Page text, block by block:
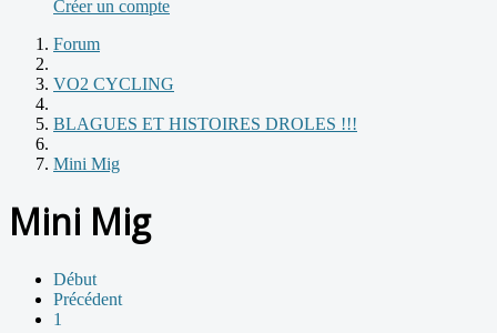
Créer un compte
Forum
VO2 CYCLING
BLAGUES ET HISTOIRES DROLES !!!
Mini Mig
Mini Mig
Début
Précédent
1